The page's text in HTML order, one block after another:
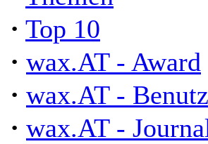
· Top 10
· wax.AT - Award
· wax.AT -
· wax.AT -